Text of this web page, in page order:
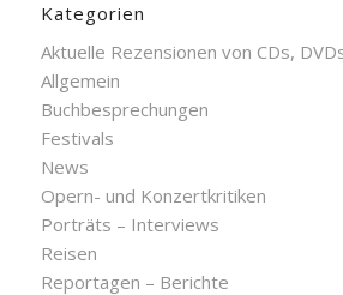
Kategorien
Aktuelle Rezensionen von CDs,
Allgemein
Buchbesprechungen
Festivals
News
Opern- und Konzertkritiken
Porträts – Interviews
Reisen
Reportagen – Berichte